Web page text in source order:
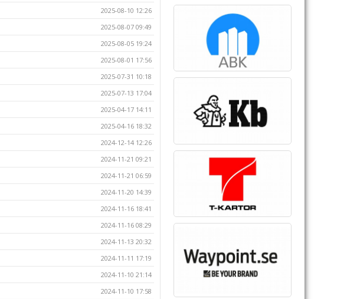
2025-08-10 12:26
2025-08-07 09:49
2025-08-05 19:24
2025-08-01 17:56
2025-07-31 10:18
2025-07-13 17:04
2025-04-17 14:11
2025-04-16 18:32
2024-12-14 12:26
2024-11-21 09:21
2024-11-21 06:59
2024-11-20 14:39
2024-11-16 18:41
2024-11-16 08:29
2024-11-13 20:32
2024-11-11 17:19
2024-11-10 21:14
2024-11-10 17:58